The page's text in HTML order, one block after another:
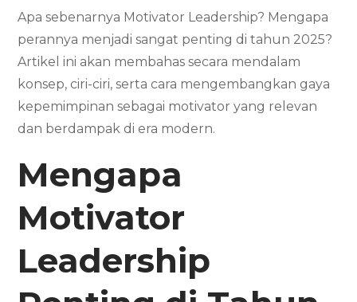
Apa sebenarnya Motivator Leadership? Mengapa
perannya menjadi sangat penting di tahun 2025?
Artikel ini akan membahas secara mendalam
konsep, ciri-ciri, serta cara mengembangkan gaya
kepemimpinan sebagai motivator yang relevan
dan berdampak di era modern.
Mengapa
Motivator
Leadership